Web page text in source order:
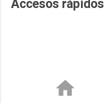
Accesos rápidos
home